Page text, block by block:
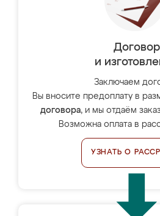
Договор
и
Заключаем
Вы вносите предоплату в
договора, и мы отдаём
Возможна оплата в
УЗНАТЬ О